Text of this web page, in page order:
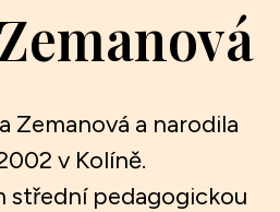
Zemanová a narodila
v Kolíně.
střední pedagogickou